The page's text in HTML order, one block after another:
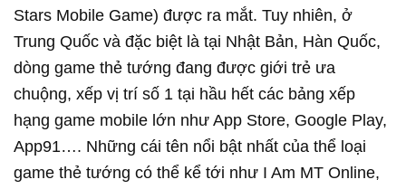
Stars Mobile Game) được ra mắt. Tuy nhiên, ở
Trung Quốc và đặc biệt là tại Nhật Bản, Hàn Quốc,
dòng game thẻ tướng đang được giới trẻ ưa
chuộng, xếp vị trí số 1 tại hầu hết các bảng xếp
hạng game mobile lớn như App Store, Google Play,
App91…. Những cái tên nổi bật nhất của thể loại
game thẻ tướng có thể kể tới như I Am MT Online,